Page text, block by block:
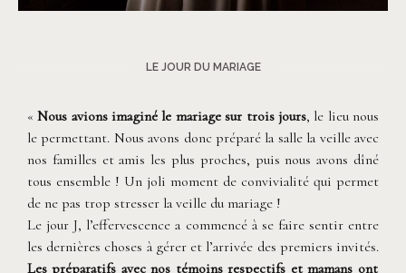
LE JOUR DU MARIAGE
«Nous avions imaginé le mariage sur trois jours, le lieu nous
le permettant. Nous avons donc préparé la salle la veille avec
nos familles et amis les plus proches, puis nous avons dîné
tous ensemble ! Un joli moment de convivialité qui permet
de ne pas trop stresser la veille du mariage !
Le jour J, l’effervescence a commencé à se faire sentir entre
les dernières choses à gérer et l’arrivée des premiers invités.
Les préparatifs avec nos témoins respectifs et mamans ont